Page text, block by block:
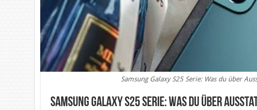
Samsung Galaxy S25 Serie: Was du über
Samsung Galaxy S25 Serie: Was du über